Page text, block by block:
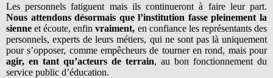
Les personnels fatiguent mais ils continueront à faire leur part.
Nous attendons désormais que l’institution fasse pleinement la
sienne et écoute, enfinvraiment, en confiance les représentants des
personnels, experts de leurs métiers, qui ne sont pas là uniquement
pour s’opposer, comme empêcheurs de tourner en rond, mais pour
agir, en tant qu’acteurs de terrain, au bon fonctionnement du
service public d’éducation.